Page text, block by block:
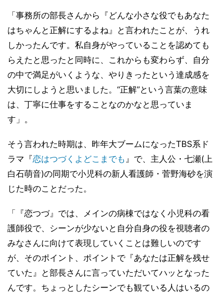
「事務所の部長さんから『どんな小さな役でもあなた
はちゃんと正解にするよね』と言われたことが、うれ
しかったんです。私自身がやっていることを認めても
らえたと思ったと同時に、これからも変わらず、自分
の中で満足がいくような、やりきったという達成感を
大切にしようと思いました。“正解”という言葉の意味
は、丁寧に仕事をすることなのかなと思っていま
す」。
そう言われた時期は、昨年大ブームになったTBS系ド
ラマ『恋はつづくよどこまでも 』で、主人公・七瀬(上
白石萌音)の同期で小児科の新人看護師・菅野海砂を演
じた時のことだった。
「『恋つづ』では、メインの病棟ではなく小児科の看
護師役で、シーンが少ないと自分自身の役を視聴者の
みなさんに向けて表現していくことは難しいのです
が、そのポイント、ポイントで『あなたは正解を残せ
ていた』と部長さんに言っていただいてハッとなった
んです。ちょっとしたシーンでも観ている人はいるの